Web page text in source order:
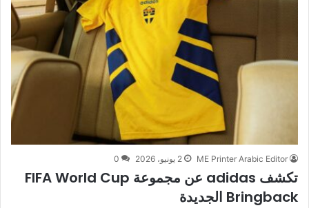
ME Printer Arabic Editor 2 يونيو، 2026 0
تكشف adidas عن مجموعة FIFA World Cup
Bringback الجديدة